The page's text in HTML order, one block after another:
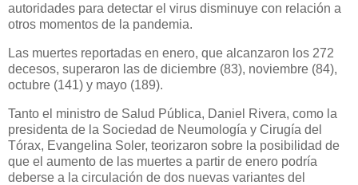
autoridades para detectar el virus disminuye con relación a
otros momentos de la pandemia.
Las muertes reportadas en enero, que alcanzaron los 272
decesos, superaron las de diciembre (83), noviembre (84),
octubre (141) y mayo (189).
Tanto el ministro de Salud Pública, Daniel Rivera, como la
presidenta de la Sociedad de Neumología y Cirugía del
Tórax, Evangelina Soler, teorizaron sobre la posibilidad de
que el aumento de las muertes a partir de enero podría
deberse a la circulación de dos nuevas variantes del